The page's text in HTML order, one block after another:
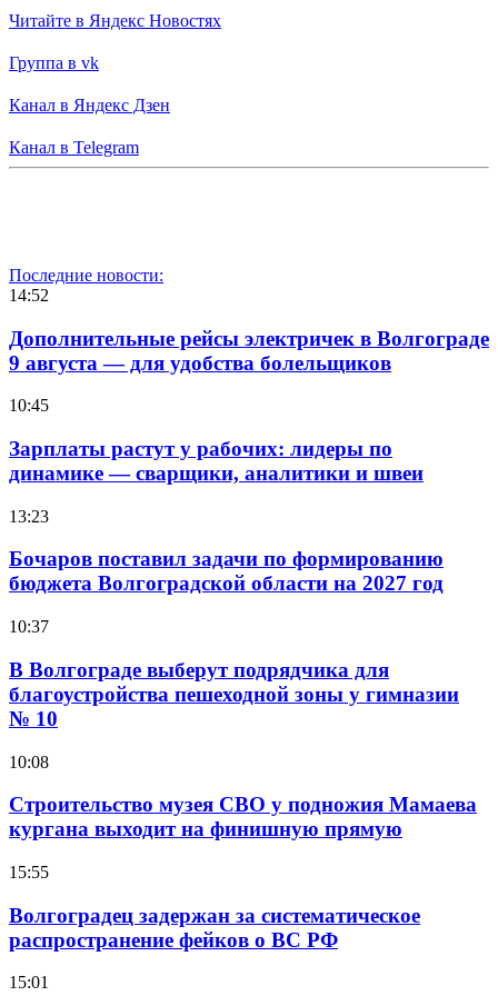
Читайте в Яндекс Новостях
Группа в vk
Канал в Яндекс Дзен
Канал в Telegram
Последние новости:
14:52
Дополнительные рейсы электричек в Волгограде
9 августа — для удобства болельщиков
10:45
Зарплаты растут у рабочих: лидеры по
динамике — сварщики, аналитики и швеи
13:23
Бочаров поставил задачи по формированию
бюджета Волгоградской области на 2027 год
10:37
В Волгограде выберут подрядчика для
благоустройства пешеходной зоны у гимназии
№ 10
10:08
Строительство музея СВО у подножия Мамаева
кургана выходит на финишную прямую
15:55
Волгоградец задержан за систематическое
распространение фейков о ВС РФ
15:01